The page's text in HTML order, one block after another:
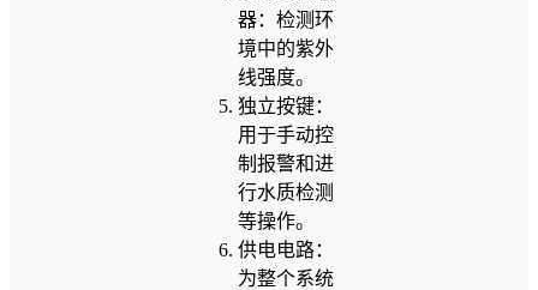
器：检测环
境中的紫外
线强度。
独立按键：
用于手动控
制报警和进
行水质检测
等操作。
供电电路：
为整个系统